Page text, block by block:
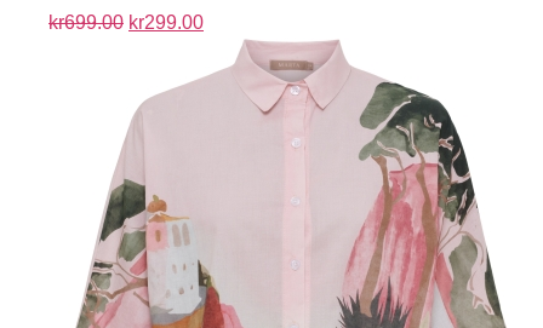
kr699.00 kr299.00